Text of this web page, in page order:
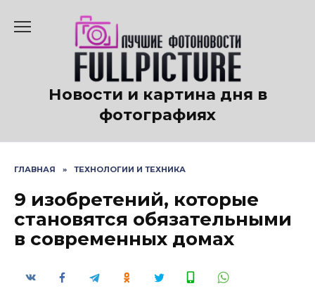
содержанию
Новости и картина дня в
фотографиях
ГЛАВНАЯ » ТЕХНОЛОГИИ И ТЕХНИКА
9 изобретений, которые
становятся обязательными
в современных домах